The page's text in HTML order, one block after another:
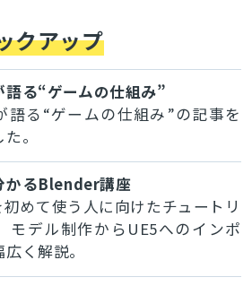
クアップ
語る“ゲームの仕組み”
語る“ゲームの仕組み”の記事を
。
かるBlender講座
めて使う人に向けたチュートリ
モデル制作からUE5へのインポ
く解説。